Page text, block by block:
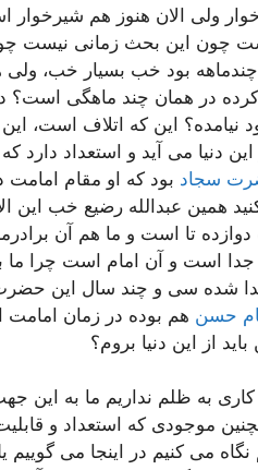
ولی الان هنوز هم
غلط است چون این بحث زمانی
بود خب بسیار خب، ولی
در همان چند ماهگی
نیامده؟ این كه اتلاف است،
دنیا می آید و استعداد دارد
سجاد بود كه او مقام
همین عبدالله رضیع خب
دوازده تا است و ما هم آن
است و آن امام است چرا ما به
پیدا شده سی و چند سال این
حسن هم بوده در زمان
از این دنیا بروم؟
به ظلم نداریم ما به این
موجودی كه استعداد و
می كنیم در اینجا می